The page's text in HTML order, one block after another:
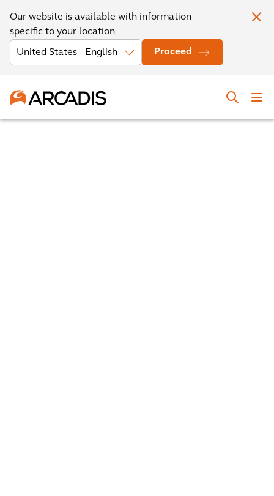
Our website is available with information
specific to your location
Proceed